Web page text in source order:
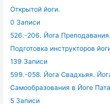
Открытой йоги.
0 Записи
526.-206. Йога
Подготовка инструкторов
139 Записи
599.-058. Йога Свадхьяя.
Самообразования в Йоге
5 Записи